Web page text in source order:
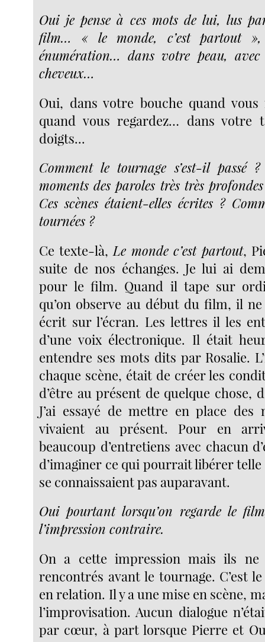
Oui je pense à ces mots de lui, lus
film… « le monde, c’est partout »,
énumération… dans votre peau,
cheveux…
Oui, dans votre bouche quand vous
quand vous regardez… dans votre
doigts...
Comment le tournage s’est-il passé
moments des paroles très très
Ces scènes étaient-elles écrites ?
tournées ?
Ce texte-là, Le monde c’est partout,
suite de nos échanges. Je lui ai
pour le film. Quand il tape sur
qu’on observe au début du film, il
écrit sur l’écran. Les lettres il les
d’une voix électronique. Il était
entendre ses mots dits par Rosalie.
chaque scène, était de créer les
d’être au présent de quelque chose,
J’ai essayé de mettre en place des
vivaient au présent. Pour en
beaucoup d’entretiens avec chacun
d’imaginer ce qui pourrait libérer
se connaissaient pas auparavant.
Oui pourtant lorsqu’on regarde le
l’impression contraire.
On a cette impression mais ils ne
rencontrés avant le tournage. C’est
en relation. Il y a une mise en scène,
l’improvisation. Aucun dialogue
par cœur, à part lorsque Pierre et